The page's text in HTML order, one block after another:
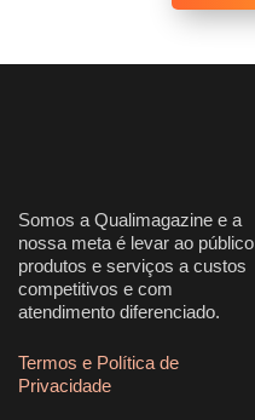
Somos a Qualimagazine e a
nossa meta é levar ao público
produtos e serviços a custos
competitivos e com
atendimento diferenciado.
Termos e Política de
Privacidade